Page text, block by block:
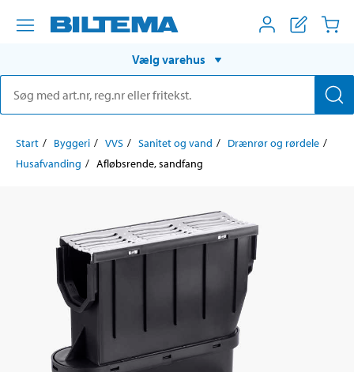
Vælg varehus
Start Byggeri VVS Sanitet og vand
Drænrør og rørdele
Husafvanding
Afløbsrende, sandfang